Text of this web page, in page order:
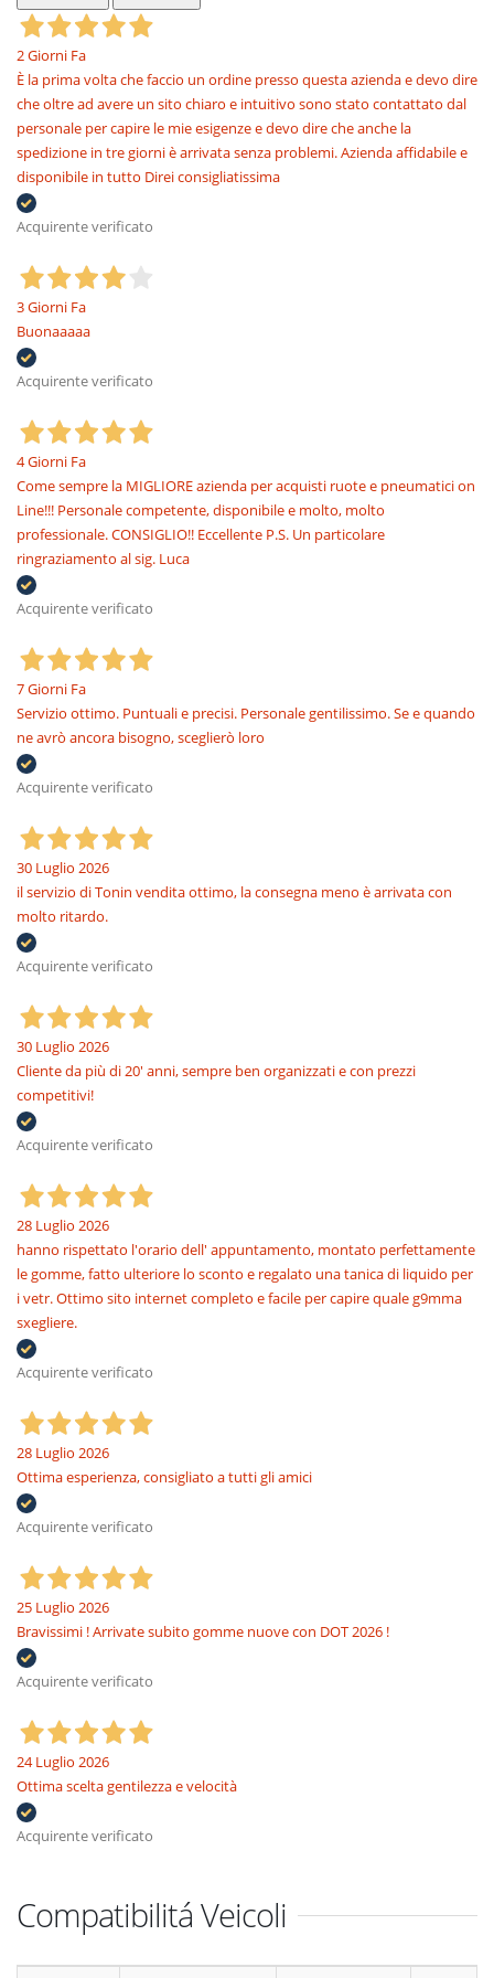
2 Giorni Fa
È la prima volta che faccio un ordine presso questa azienda e devo dire
che oltre ad avere un sito chiaro e intuitivo sono stato contattato dal
personale per capire le mie esigenze e devo dire che anche la
spedizione in tre giorni è arrivata senza problemi. Azienda affidabile e
disponibile in tutto Direi consigliatissima
Acquirente verificato
3 Giorni Fa
Buonaaaaa
Acquirente verificato
4 Giorni Fa
Come sempre la MIGLIORE azienda per acquisti ruote e pneumatici on
Line!!! Personale competente, disponibile e molto, molto
professionale. CONSIGLIO!! Eccellente P.S. Un particolare
ringraziamento al sig. Luca
Acquirente verificato
7 Giorni Fa
Servizio ottimo. Puntuali e precisi. Personale gentilissimo. Se e quando
ne avrò ancora bisogno, sceglierò loro
Acquirente verificato
30 Luglio 2026
il servizio di Tonin vendita ottimo, la consegna meno è arrivata con
molto ritardo.
Acquirente verificato
30 Luglio 2026
Cliente da più di 20' anni, sempre ben organizzati e con prezzi
competitivi!
Acquirente verificato
28 Luglio 2026
hanno rispettato l'orario dell' appuntamento, montato perfettamente
le gomme, fatto ulteriore lo sconto e regalato una tanica di liquido per
i vetr. Ottimo sito internet completo e facile per capire quale g9mma
sxegliere.
Acquirente verificato
28 Luglio 2026
Ottima esperienza, consigliato a tutti gli amici
Acquirente verificato
25 Luglio 2026
Bravissimi ! Arrivate subito gomme nuove con DOT 2026 !
Acquirente verificato
24 Luglio 2026
Ottima scelta gentilezza e velocità
Acquirente verificato
Compatibilitá Veicoli